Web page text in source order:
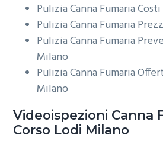
Pulizia Canna Fumaria
Pulizia Canna Fumaria
Pulizia Canna Fumaria
Milano
Pulizia Canna Fumaria
Milano
Videoispezioni Canna
Corso Lodi Milano